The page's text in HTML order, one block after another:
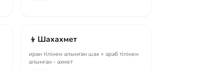
👦 Шахахмет
иран тілінен алынған шах + араб тілінен
алынған - ахмет